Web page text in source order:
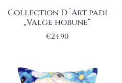
Collection D´Art padi
„Valge hobune“
€24,90